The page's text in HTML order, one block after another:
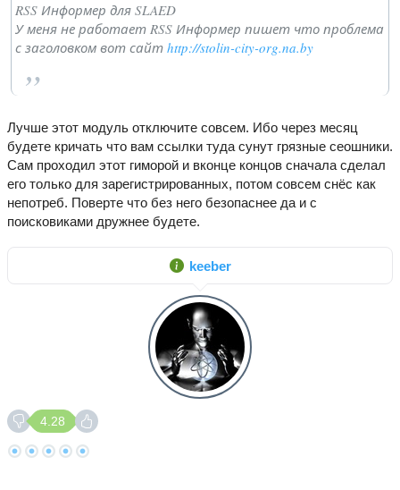
RSS Информер для SLAED
У меня не работает RSS Информер пишет что проблема
с заголовком вот сайт http://stolin-city-org.na.by
Лучше этот модуль отключите совсем. Ибо через месяц
будете кричать что вам ссылки туда сунут грязные сеошники.
Сам проходил этот гиморой и вконце концов сначала сделал
его только для зарегистрированных, потом совсем снёс как
непотреб. Поверте что без него безопаснее да и с
поисковиками дружнее будете.
keeber
4.28